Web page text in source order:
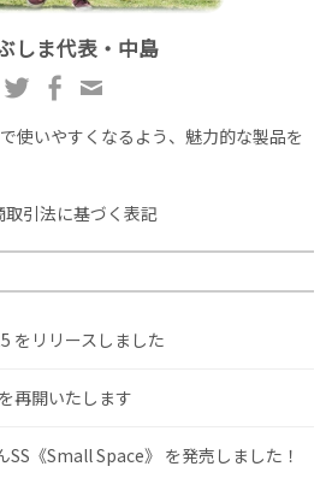
しま代表・中島
使いやすくなるよう、魅力的な製品を
取引法に基づく表記
をリリースしました
再開いたします
SS《Small Space》 を発売しました！